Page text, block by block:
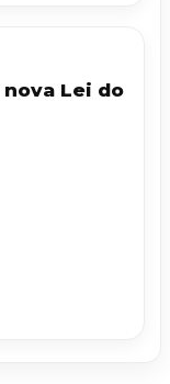
nova Lei do